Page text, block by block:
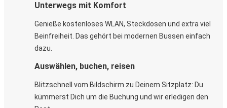
Unterwegs mit Komfort
Genieße kostenloses WLAN, Steckdosen und extra viel
Beinfreiheit. Das gehört bei modernen Bussen einfach
dazu.
Auswählen, buchen, reisen
Blitzschnell vom Bildschirm zu Deinem Sitzplatz: Du
kümmerst Dich um die Buchung und wir erledigen den